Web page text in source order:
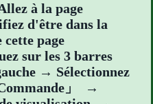
à la page
d'être dans la
page
sur les 3 barres
→ Sélectionnez
」 →